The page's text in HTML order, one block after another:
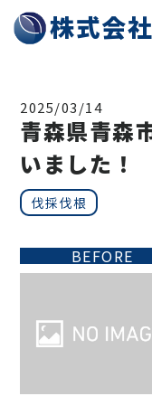
株式会
2025/03/14
青森県青森
いました！
伐採伐根
BEFORE